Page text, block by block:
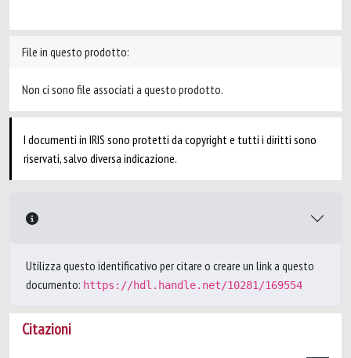
File in questo prodotto:
Non ci sono file associati a questo prodotto.
I documenti in IRIS sono protetti da copyright e tutti i diritti sono
riservati, salvo diversa indicazione.
Utilizza questo identificativo per citare o creare un link a questo
documento: https://hdl.handle.net/10281/169554
Citazioni